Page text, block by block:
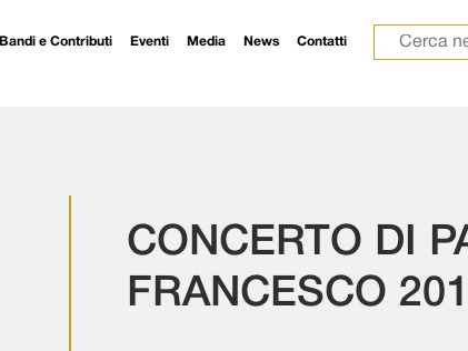
Bandi e Contributi Eventi Media News Contatti Ricerca
CONCERTO DI
FRANCESCO